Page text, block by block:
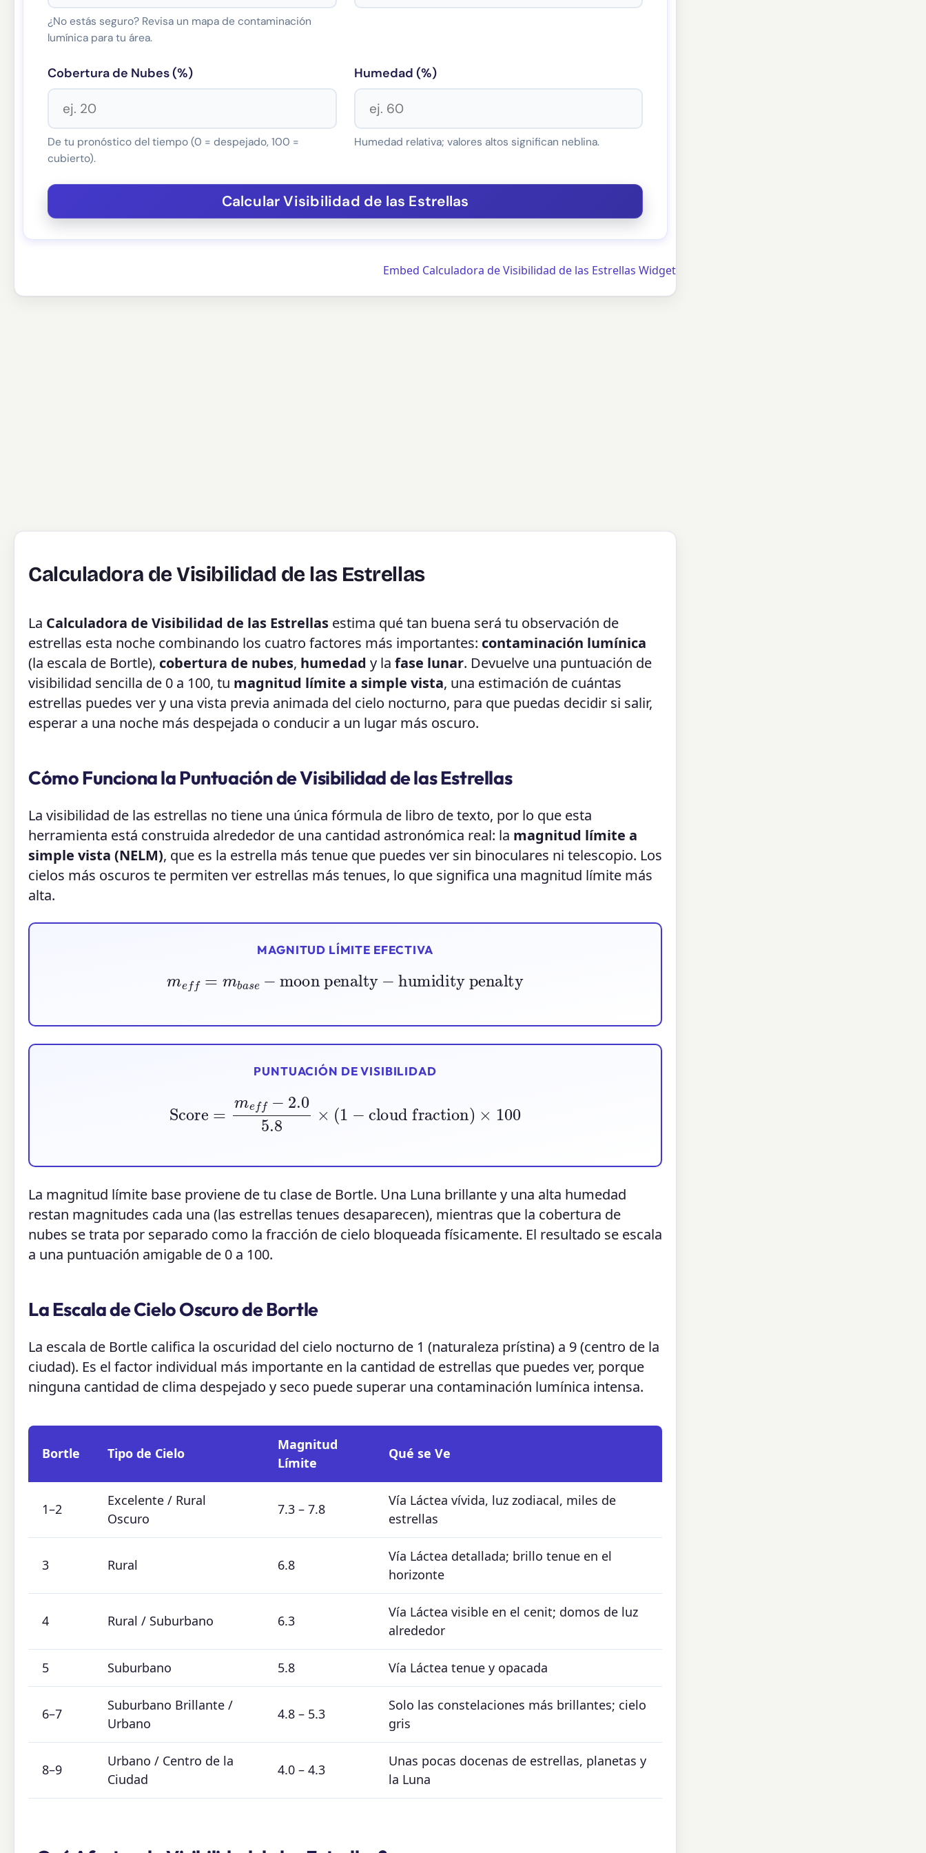
¿No estás seguro? Revisa un mapa de contaminación
lumínica para tu área.
Cobertura de Nubes (%)
De tu pronóstico del tiempo (0 = despejado, 100 =
cubierto).
Humedad (%)
Humedad relativa; valores altos significan neblina.
Embed Calculadora de Visibilidad de las Estrellas Widget
Calculadora de Visibilidad de las Estrellas
La Calculadora de Visibilidad de las Estrellas estima qué tan buena será tu observación de
estrellas esta noche combinando los cuatro factores más importantes: contaminación lumínica
(la escala de Bortle), cobertura de nubes, humedad y la fase lunar. Devuelve una puntuación de
visibilidad sencilla de 0 a 100, tu magnitud límite a simple vista, una estimación de cuántas
estrellas puedes ver y una vista previa animada del cielo nocturno, para que puedas decidir si salir,
esperar a una noche más despejada o conducir a un lugar más oscuro.
Cómo Funciona la Puntuación de Visibilidad de las Estrellas
La visibilidad de las estrellas no tiene una única fórmula de libro de texto, por lo que esta
herramienta está construida alrededor de una cantidad astronómica real: la magnitud límite a
simple vista (NELM), que es la estrella más tenue que puedes ver sin binoculares ni telescopio. Los
cielos más oscuros te permiten ver estrellas más tenues, lo que significa una magnitud límite más
alta.
MAGNITUD LÍMITE EFECTIVA
m f =mba moon penalty humidity penalty
PUNTUACIÓN DE VISIBILIDAD
m f −2.05.8
La magnitud límite base proviene de tu clase de Bortle. Una Luna brillante y una alta humedad
restan magnitudes cada una (las estrellas tenues desaparecen), mientras que la cobertura de
nubes se trata por separado como la fracción de cielo bloqueada físicamente. El resultado se escala
a una puntuación amigable de 0 a 100.
La Escala de Cielo Oscuro de Bortle
La escala de Bortle califica la oscuridad del cielo nocturno de 1 (naturaleza prístina) a 9 (centro de la
ciudad). Es el factor individual más importante en la cantidad de estrellas que puedes ver, porque
ninguna cantidad de clima despejado y seco puede superar una contaminación lumínica intensa.
Bortle Tipo de Cielo
Magnitud
Límite
Qué se Ve
1–2
Excelente / Rural
Oscuro
7.3 – 7.8
Vía Láctea vívida, luz zodiacal, miles de
estrellas
3 Rural 6.8
Vía Láctea detallada; brillo tenue en el
horizonte
4 Rural / Suburbano 6.3
Vía Láctea visible en el cenit; domos de luz
alrededor
5 Suburbano 5.8 Vía Láctea tenue y opacada
6–7
Suburbano Brillante /
Urbano
4.8 – 5.3
Solo las constelaciones más brillantes; cielo
gris
8–9
Urbano / Centro de la
Ciudad
4.0 – 4.3
Unas pocas docenas de estrellas, planetas y
la Luna